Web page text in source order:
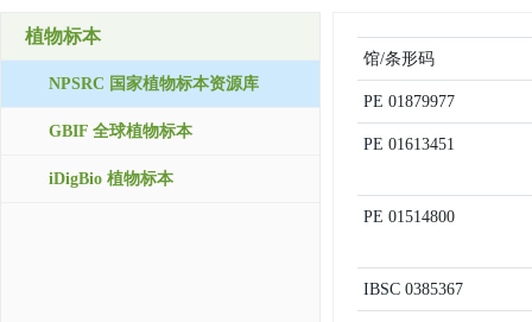
植物标本
NPSRC 国家植物标本资源库
GBIF 全球植物标本
iDigBio 植物标本
馆/条形码
PE 01879977
PE 01613451
PE 01514800
IBSC 0385367